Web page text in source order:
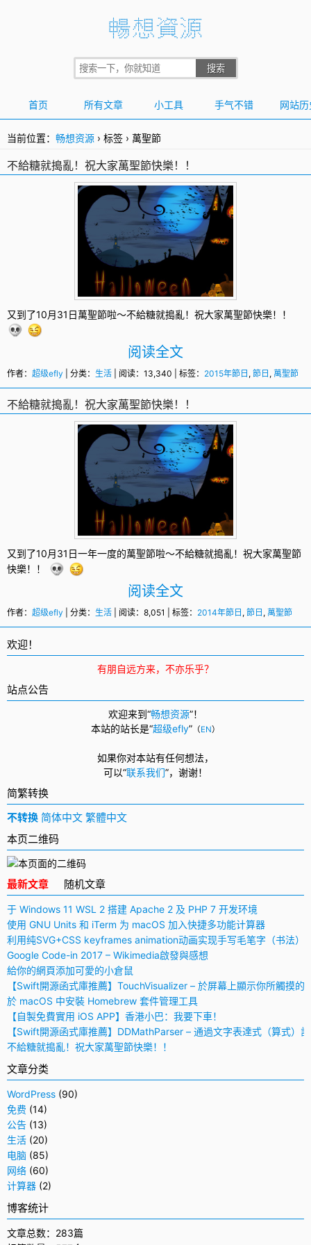
首页 所有文章 小工具 手气不错 网站历
当前位置： 畅想资源 › 标签 › 萬聖節
不給糖就搗亂！祝大家萬聖節快樂！！
又到了10月31日萬聖節啦～不給糖就搗亂！祝大家萬聖節快樂！！
阅读全文
作者： 超级efly | 分类： 生活 | 阅读：13,340 | 标签： 2015年節日 , 節日 , 萬聖節
不給糖就搗亂！祝大家萬聖節快樂！！
又到了10月31日一年一度的萬聖節啦～不給糖就搗亂！祝大家萬聖節
快樂！！
阅读全文
作者： 超级efly | 分类： 生活 | 阅读：8,051 | 标签： 2014年節日 , 節日 , 萬聖節
欢迎！
有朋自远方来，不亦乐乎？
站点公告
欢迎来到“畅想资源”！
本站的站长是“超级efly” （EN）
如果你对本站有任何想法，
可以“联系我们”， 谢谢！
简繁转换
不转换 简体中文 繁體中文
本页二维码
最新文章 随机文章
于 Windows 11 WSL 2 搭建 Apache 2 及 PHP 7 开发环境
使用 GNU Units 和 iTerm 为 macOS 加入快捷多功能计算器
利用纯SVG+CSS keyframes animation动画实现手写毛笔字（书法）
Google Code-in 2017 – Wikimedia啟發與感想
給你的網頁添加可愛的小倉鼠
【Swift開源函式庫推薦】TouchVisualizer – 於屏幕上顯示你所觸摸的
於 macOS 中安裝 Homebrew 套件管理工具
【自製免費實用 iOS APP】香港小巴：我要下車！
【Swift開源函式庫推薦】DDMathParser – 通過文字表達式（算式）
不給糖就搗亂！祝大家萬聖節快樂！！
文章分类
WordPress (90)
免费 (14)
公告 (13)
生活 (20)
电脑 (85)
网络 (60)
计算器 (2)
博客统计
文章总数：283篇